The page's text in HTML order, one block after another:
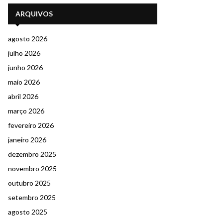
ARQUIVOS
agosto 2026
julho 2026
junho 2026
maio 2026
abril 2026
março 2026
fevereiro 2026
janeiro 2026
dezembro 2025
novembro 2025
outubro 2025
setembro 2025
agosto 2025